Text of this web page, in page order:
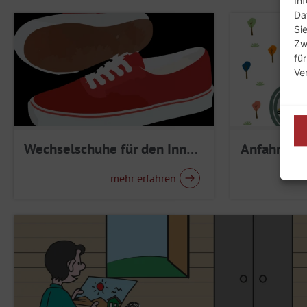
Wechselschuhe für den Innenbereich
mehr erfahren
Anfahrt